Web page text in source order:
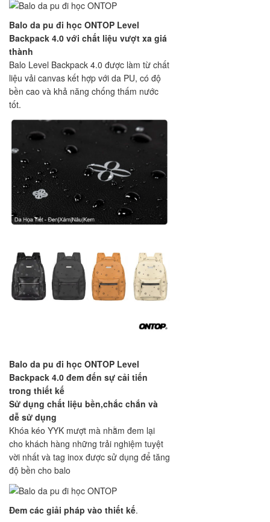
Balo da pu đi học ONTOP Level
Backpack 4.0 với chất liệu vượt xa giá
thành
Balo Level Backpack 4.0 được làm từ chất
liệu vải canvas kết hợp với da PU, có độ
bền cao và khả năng chống thấm nước
tốt.
Balo da pu đi học ONTOP Level
Backpack 4.0 đem đến sự cải tiến
trong thiết kế
Sử dụng chất liệu bền,chắc chắn và
dễ sử dụng
Khóa kéo YYK mượt mà nhằm đem lại
cho khách hàng những trải nghiệm tuyệt
vời nhất và tag inox được sử dụng để tăng
độ bền cho balo
Đem các giải pháp vào thiết kế.